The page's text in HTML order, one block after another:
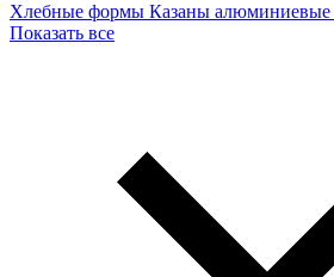
Хлебные формы Казаны алюминиевые
Показать все